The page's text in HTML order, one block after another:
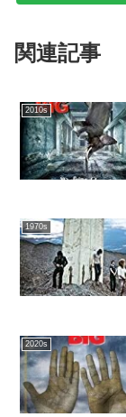
関連記事
2010s
1970s
2020s